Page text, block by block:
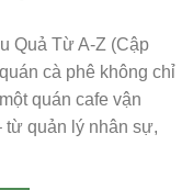
Quả Từ A-Z (Cập
cà phê không chỉ
quán cafe vận
từ quản lý nhân sự,